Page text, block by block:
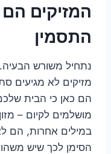
המזיקים
התסמין
נתחיל משורש הבעיה.
מזיקים לא מגיעים
הם כאן כי הבית
מושלמים לקיום –
במילים אחרות, הם
הסימן לכך שיש